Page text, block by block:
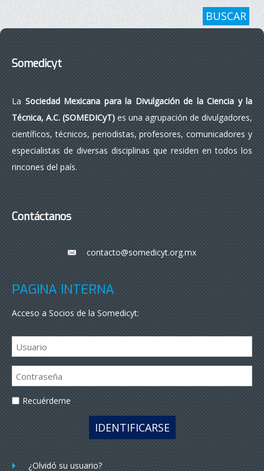
BUSCAR
Somedicyt
LaSociedad Mexicana para la Divulgación de la Ciencia y la
Técnica, A.C. (SOMEDICyT)es una agrupación de divulgadores,
científicos, técnicos, periodistas, profesores, comunicadores y
especialistas de diversas disciplinas que residen en todos los
rincones del país.
Contáctanos
___contacto@somedicyt.org.mx
PÁGINA INTERNA
Acceso a Socios de la Somedicyt:
Recuérdeme
IDENTIFICARSE
¿Olvidó su usuario?